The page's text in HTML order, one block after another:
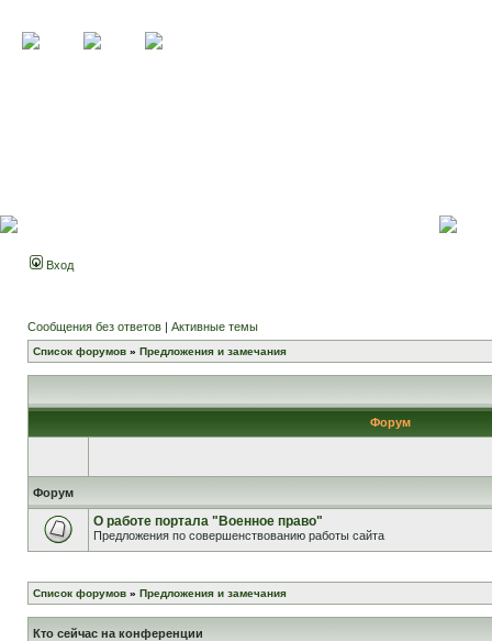
Вход
Сообщения без ответов | Активные темы
Список форумов » Предложения и замечания
Форум
Форум
О работе портала "Военное право"
Предложения по совершенствованию работы сайта
Список форумов » Предложения и замечания
Кто сейчас на конференции